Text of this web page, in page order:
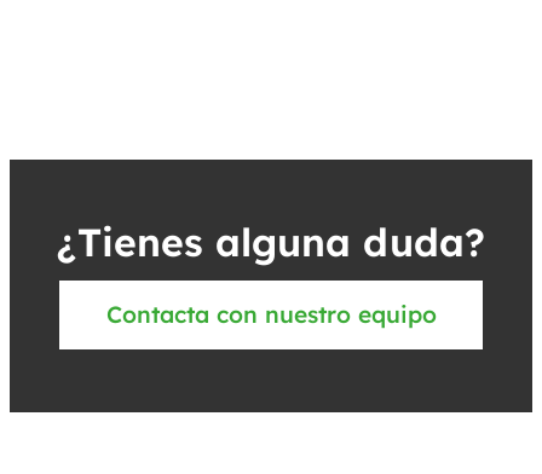
¿Tienes alguna duda?
Contacta con nuestro equipo